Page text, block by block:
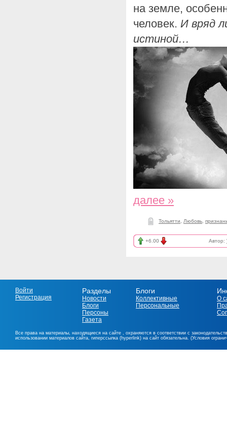
на земле,
человек. И вряд
истиной…
далее »
Тольятти Любовь
+6.00 Автор:
Войти
Регистрация
Разделы
Новости
Блоги
Персоны
Газета
Блоги
Коллективные
Персональные
О
Все права на материалы, находящиеся на сайте , охраняются в соответствии с
использовании материалов сайта, гиперссылка (hyperlink) на сайт обязательна. (Условия